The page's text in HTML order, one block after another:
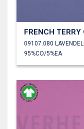
09107.080 LAVENDEL
95%CO/5%EA